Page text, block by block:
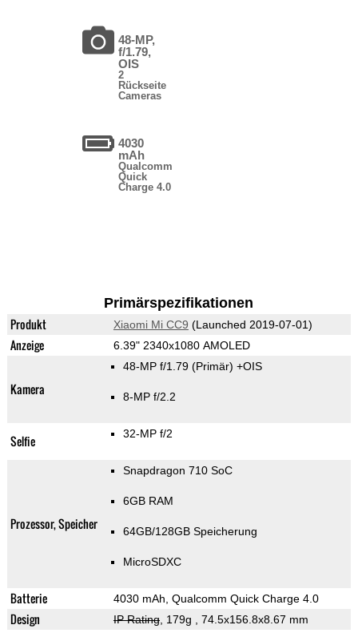
48-MP,
f/1.79,
OIS
2
Rückseite
Cameras
4030
mAh
Qualcomm
Quick
Charge 4.0
Primärspezifikationen
Produkt Xiaomi Mi CC9 (Launched 2019-07-01)
Anzeige 6.39" 2340x1080 AMOLED
Kamera
48-MP f/1.79 (Primär) +OIS
8-MP f/2.2
Selfie 32-MP f/2
Prozessor, Speicher
Snapdragon 710 SoC
6GB RAM
64GB/128GB Speicherung
MicroSDXC
Batterie 4030 mAh, Qualcomm Quick Charge 4.0
Design IP Rating, 179g , 74.5x156.8x8.67 mm